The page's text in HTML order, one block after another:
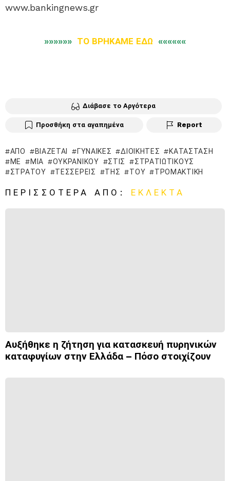
www.bankingnews.gr
»»»»»» ΤΟ ΒΡΗΚΑΜΕ ΕΔΩ ««««««
Διάβασε το Αργότερα
Προσθήκη στα αγαπημένα Report
ΑΠΌ ΒΙΆΖΕΤΑΙ ΓΥΝΑΊΚΕΣ ΔΙΟΙΚΗΤΈΣ
ΚΑΤΆΣΤΑΣΗ
ΜΕ
ΜΙΑ ΟΥΚΡΑΝΙΚΟΎ ΣΤΙΣ
ΣΤΡΑΤΙΩΤΙΚΟΎΣ
ΣΤΡΑΤΟΎ
ΤΈΣΣΕΡΕΙΣ ΤΗΣ ΤΟΥ ΤΡΟΜΑΚΤΙΚΉ
ΠΕΡΙΣΣΌΤΕΡΑ ΑΠΌ: ΕΚΛΕΚΤΆ
Αυξήθηκε η ζήτηση για κατασκευή πυρηνικών
καταφυγίων στην Ελλάδα – Πόσο στοιχίζουν